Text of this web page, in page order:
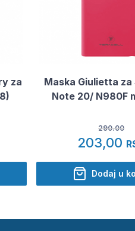
za
Maska Giulietta za
Note 20/ N980F
290.00
203,00
Dodaj u